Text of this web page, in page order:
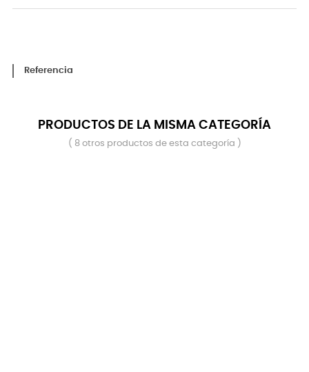
Referencia
PRODUCTOS DE LA MISMA CATEGORÍA
( 8 otros productos de esta categoría )